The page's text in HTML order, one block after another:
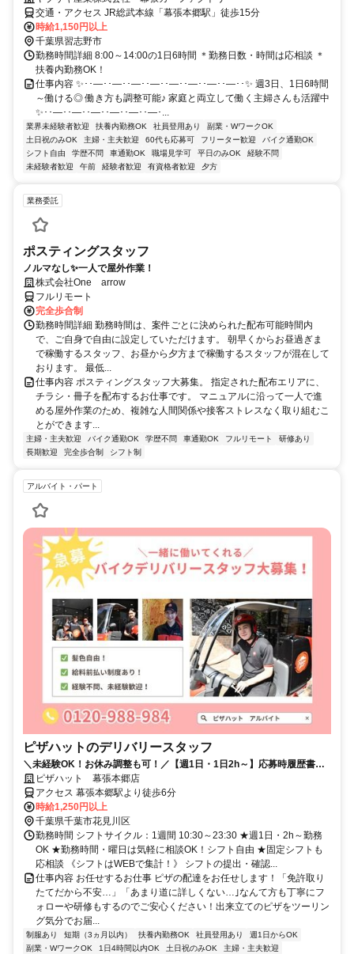
交通・アクセス JR総武本線「幕張本郷駅」徒歩15分
時給1,150円以上
千葉県習志野市
勤務時間詳細 8:00～14:00の1日6時間 ＊勤務日数・時間は応相談 ＊
扶養内勤務OK！
仕事内容 ✨･･―･･―･･―･･―･･―･･―･･―･･―･･✨ 週3日、1日6時間
～働ける◎ 働き方も調整可能♪ 家庭と両立して働く主婦さんも活躍中
✨･･―･･―･･―･･―･･―･･―･...
業界未経験者歓迎 扶養内勤務OK 社員登用あり
副業・WワークOK
土日祝のみOK
主婦・主夫歓迎 60代も応募可 フリーター歓迎
バイク通勤OK
シフト自由
学歴不問 車通勤OK 職場見学可 平日のみOK
経験不問
未経験者歓迎
午前 経験者歓迎 有資格者歓迎 夕方
業務委託
ポスティングスタッフ
ノルマなし✨一人で屋外作業！
株式会社One arrow
フルリモート
完全歩合制
勤務時間詳細 勤務時間は、案件ごとに決められた配布可能時間内
で、ご自身で自由に設定していただけます。 朝早くからお昼過ぎま
で稼働するスタッフ、お昼から夕方まで稼働するスタッフが混在して
おります。 最低...
仕事内容 ポスティングスタッフ大募集。 指定された配布エリアに、
チラシ・冊子を配布するお仕事です。 マニュアルに沿って一人で進
める屋外作業のため、複雑な人間関係や接客ストレスなく取り組むこ
とができます...
主婦・主夫歓迎 バイク通勤OK 学歴不問 車通勤OK フルリモート
研修あり
長期歓迎
完全歩合制 シフト制
アルバイト・パート
ピザハットのデリバリースタッフ
＼未経験OK！お休み調整も可！／【週1日・1日2h～】応募時履歴書不
要！ピザハット 幕張本郷店
アクセス 幕張本郷駅より徒歩6分
時給1,250円以上
千葉県千葉市花見川区
勤務時間 シフトサイクル：1週間 10:30～23:30 ★週1日・2h～勤務
OK ★勤務時間・曜日は気軽に相談OK！シフト自由 ★固定シフトも
応相談 《シフトはWEBで集計！》 シフトの提出・確認...
仕事内容 お任せするお仕事 ピザの配達をお任せします！「免許取り
たてだから不安…」「あまり道に詳しくない…｣なんて方も丁寧にフ
ォローや研修もするのでご安心ください！出来立てのピザをツーリン
グ気分でお届...
制服あり 短期（3ヵ月以内） 扶養内勤務OK 社員登用あり
週1日からOK
副業・WワークOK
1日4時間以内OK 土日祝のみOK
主婦・主夫歓迎